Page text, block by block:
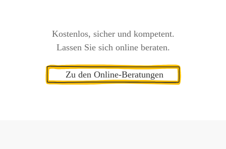
Kostenlos, sicher und kompetent.
Lassen Sie sich online beraten.
Zu den Online-Beratungen